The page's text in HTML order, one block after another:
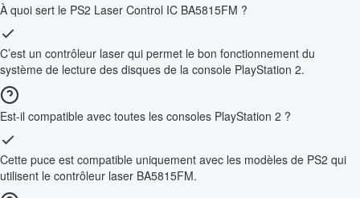
À quoi sert le PS2 Laser Control IC BA5815FM ?
C’est un contrôleur laser qui permet le bon fonctionnement du
système de lecture des disques de la console PlayStation 2.
Est-il compatible avec toutes les consoles PlayStation 2 ?
Cette puce est compatible uniquement avec les modèles de PS2 qui
utilisent le contrôleur laser BA5815FM.